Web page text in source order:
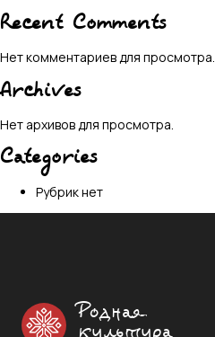
Recent Comments
Нет комментариев для просмотра.
Archives
Нет архивов для просмотра.
Categories
Рубрик нет
Родная
культура